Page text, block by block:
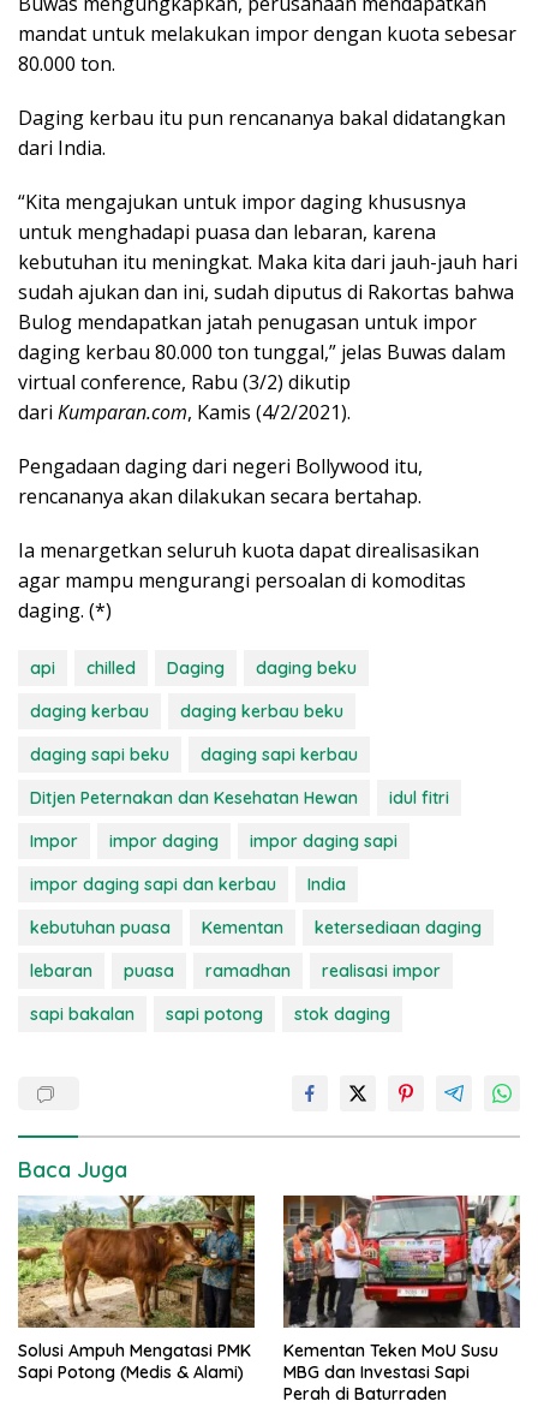
mandat untuk melakukan impor dengan kuota sebesar
80.000 ton.
Daging kerbau itu pun rencananya bakal didatangkan
dari India.
“Kita mengajukan untuk impor daging khususnya
untuk menghadapi puasa dan lebaran, karena
kebutuhan itu meningkat. Maka kita dari jauh-jauh hari
sudah ajukan dan ini, sudah diputus di Rakortas bahwa
Bulog mendapatkan jatah penugasan untuk impor
daging kerbau 80.000 ton tunggal,” jelas Buwas dalam
virtual conference, Rabu (3/2) dikutip
dari Kumparan.com, Kamis (4/2/2021).
Pengadaan daging dari negeri Bollywood itu,
rencananya akan dilakukan secara bertahap.
Ia menargetkan seluruh kuota dapat direalisasikan
agar mampu mengurangi persoalan di komoditas
daging. (*)
api chilled Daging
daging beku
daging kerbau
daging kerbau beku
daging sapi beku
daging sapi kerbau
Ditjen Peternakan dan Kesehatan Hewan
idul fitri
Impor
impor daging
impor daging sapi
impor daging sapi dan kerbau
India
kebutuhan puasa
Kementan
ketersediaan daging
lebaran
puasa ramadhan
realisasi impor
sapi bakalan
sapi potong stok daging
Baca Juga
Solusi Ampuh Mengatasi PMK
Sapi Potong (Medis & Alami)
Kementan Teken MoU Susu
MBG dan Investasi Sapi
Perah di Baturraden